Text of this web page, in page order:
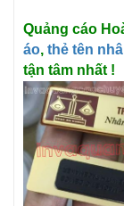
Quảng cáo
áo, thẻ tên
tận tâm nhất !